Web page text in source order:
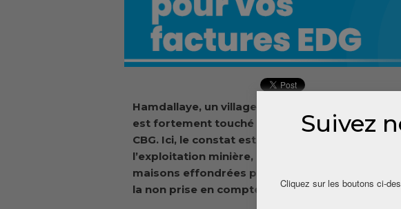
Hamdallaye, un village de 700 habitants situé à
est fortement touché par l’impact négatif de
CBG. Ici, le constat est alarmant : quatre cours
l’exploitation minière, des champs
maisons effondrées par l’effet du dynamitage
la non prise en compte des autochtones dans
Suivez
Cliquez sur les boutons ci-